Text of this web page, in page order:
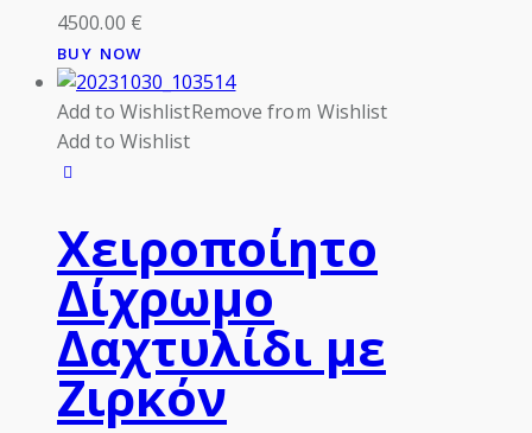
4500.00 €
BUY NOW
Add to WishlistRemove from Wishlist
Add to Wishlist
Χειροποίητο
Δίχρωμο
Δαχτυλίδι με
Ζιρκόν